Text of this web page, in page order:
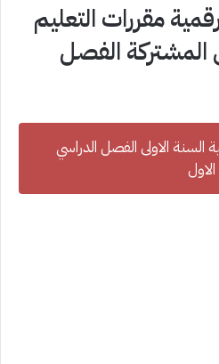
مقررات التعليم
المشتركة الفصل
الاولى الفصل الدراسي
الاول